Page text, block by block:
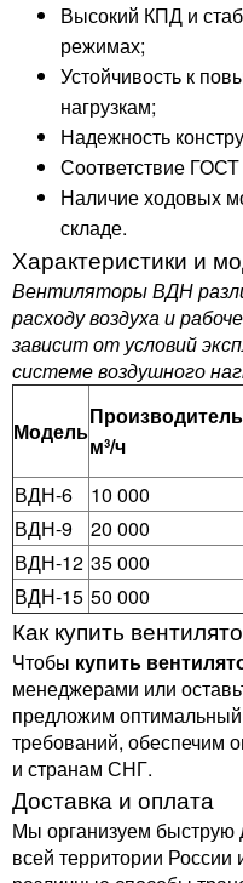
Высокий КПД и
режимах;
Устойчивость к
нагрузкам;
Надежность
Соответствие
Наличие ходовых
складе.
Характеристики и
Вентиляторы ВДН
расходу воздуха и
зависит от условий
системе воздушного
Модель
м³/ч
ВДН-6
10 000
ВДН-9
20 000
ВДН-12 35 000
ВДН-15 50 000
Как купить
Чтобы купить
менеджерами или
предложим оптимальный
требований, обеспечим
и странам СНГ.
Доставка и оплата
Мы организуем быструю
всей территории